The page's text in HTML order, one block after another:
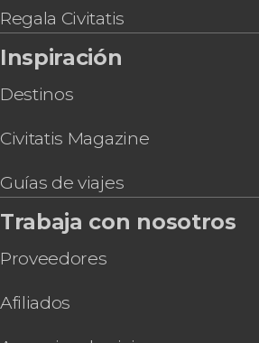
Regala Civitatis
Inspiración
Destinos
Civitatis Magazine
Guías de viajes
Trabaja con nosotros
Proveedores
Afiliados